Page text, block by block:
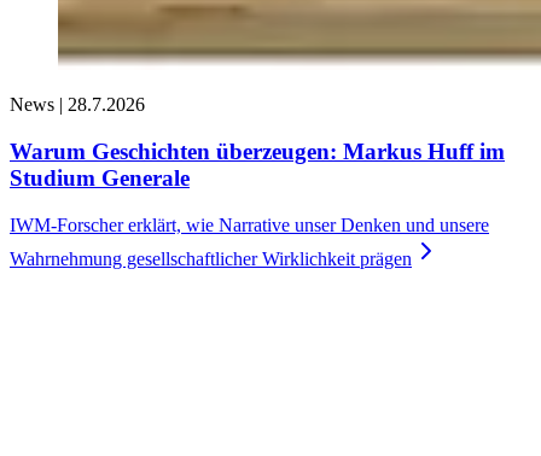
News | 28.7.2026
Warum Geschichten überzeugen: Markus Huff im
Studium Generale
IWM-Forscher erklärt, wie Narrative unser Denken und unsere
Wahrnehmung gesellschaftlicher Wirklichkeit prägen